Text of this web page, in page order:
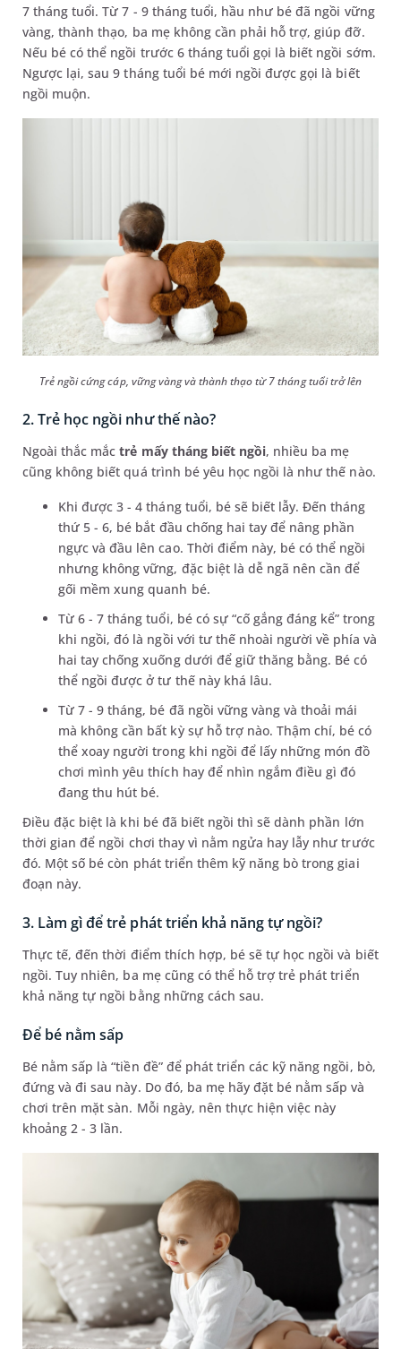
7 tháng tuổi. Từ 7 - 9 tháng tuổi, hầu như bé đã ngồi vững
vàng, thành thạo, ba mẹ không cần phải hỗ trợ, giúp đỡ.
Nếu bé có thể ngồi trước 6 tháng tuổi gọi là biết ngồi sớm.
Ngược lại, sau 9 tháng tuổi bé mới ngồi được gọi là biết
ngồi muộn.
Trẻ ngồi cứng cáp, vững vàng và thành thạo từ 7 tháng tuổi trở lên
2. Trẻ học ngồi như thế nào?
Ngoài thắc mắctrẻ mấy tháng biết ngồi, nhiều ba mẹ
cũng không biết quá trình bé yêu học ngồi là như thế nào.
Khi được 3 - 4 tháng tuổi, bé sẽ biết lẫy. Đến tháng
thứ 5 - 6, bé bắt đầu chống hai tay để nâng phần
ngực và đầu lên cao. Thời điểm này, bé có thể ngồi
nhưng không vững, đặc biệt là dễ ngã nên cần để
gối mềm xung quanh bé.
Từ 6 - 7 tháng tuổi, bé có sự “cố gắng đáng kể” trong
khi ngồi, đó là ngồi với tư thế nhoài người về phía và
hai tay chống xuống dưới để giữ thăng bằng. Bé có
thể ngồi được ở tư thế này khá lâu.
Từ 7 - 9 tháng, bé đã ngồi vững vàng và thoải mái
mà không cần bất kỳ sự hỗ trợ nào. Thậm chí, bé có
thể xoay người trong khi ngồi để lấy những món đồ
chơi mình yêu thích hay để nhìn ngắm điều gì đó
đang thu hút bé.
Điều đặc biệt là khi bé đã biết ngồi thì sẽ dành phần lớn
thời gian để ngồi chơi thay vì nằm ngửa hay lẫy như trước
đó. Một số bé còn phát triển thêm kỹ năng bò trong giai
đoạn này.
3. Làm gì để trẻ phát triển khả năng tự ngồi?
Thực tế, đến thời điểm thích hợp, bé sẽ tự học ngồi và biết
ngồi. Tuy nhiên, ba mẹ cũng có thể hỗ trợ trẻ phát triển
khả năng tự ngồi bằng những cách sau.
Để bé nằm sấp
Bé nằm sấp là “tiền đề” để phát triển các kỹ năng ngồi, bò,
đứng và đi sau này. Do đó, ba mẹ hãy đặt bé nằm sấp và
chơi trên mặt sàn. Mỗi ngày, nên thực hiện việc này
khoảng 2 - 3 lần.